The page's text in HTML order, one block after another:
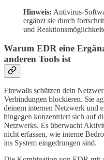
Hinweis: Antivirus-
ergänzt sie durch
und
Warum EDR eine
anderen Tools ist
Firewalls schützen dein
Verbindungen blockieren. Sie
deinem internen Netzwerk und
hingegen konzentriert sich auf
Netzwerks. Es überwacht
nicht erfassen, wie interne
ins System eingedrungen sind.